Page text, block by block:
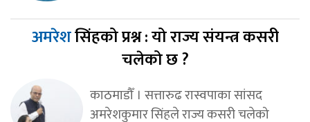
अमरेशसिंहको प्रश्न : यो राज्य संयन्त्र कसरी
चलेको छ ?
काठमाडौँ । सत्तारुढ रास्वपाका सांसद
अमरेशकुमार सिंहले राज्य कसरी चलेको